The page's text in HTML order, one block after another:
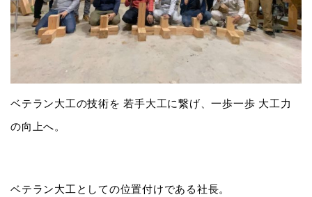
ベテラン大工の技術を 若手大工に繋げ、一歩一歩 大工力
の向上へ。
ベテラン大工としての位置付けである社長。